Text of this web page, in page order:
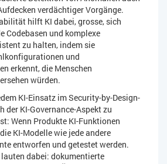
verdächtiger Vorgänge.
hilft KI dabei, grosse, sich
Codebasen und komplexe
zu halten, indem sie
und
erkennt, die Menschen
würden.
KI-Einsatz im Security-by-Design-
der KI-Governance-Aspekt zu
Wenn Produkte KI-Funktionen
KI-Modelle wie jede andere
entworfen und getestet werden.
dabei: dokumentierte